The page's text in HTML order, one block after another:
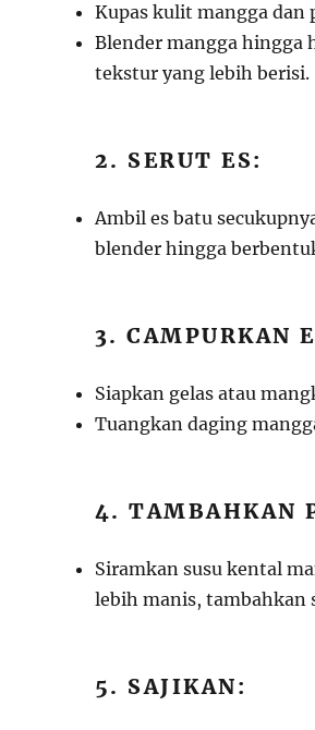
Kupas kulit mangga dan
Blender mangga hingga
tekstur yang lebih berisi.
2. SERUT ES:
Ambil es batu
blender hingga
3. CAMPURKAN
Siapkan gelas atau
Tuangkan daging
4. TAMBAHKAN
Siramkan susu kental
lebih manis, tambahkan
5. SAJIKAN: